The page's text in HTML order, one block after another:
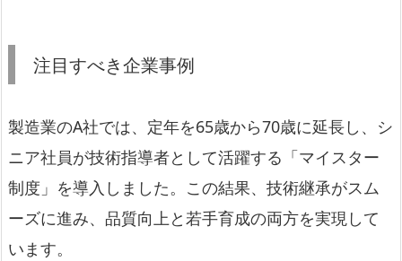
注目すべき企業事例
製造業のA社では、定年を65歳から70歳に延長し、シ
ニア社員が技術指導者として活躍する「マイスター
制度」を導入しました。この結果、技術継承がスム
ーズに進み、品質向上と若手育成の両方を実現して
います。